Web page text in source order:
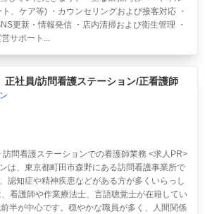
、ケア等) ・カウンセリングおよび接客対応 ・
更新・情報発信 ・店内清掃および衛生管理 ・
サポート...
正社員/訪問看護ステーション/正看護師
訪問看護ステーションでの看護師業務 <求人PR>
は、東京都町田市森野にある訪問看護事業所で
認知症や精神疾患などがある方が多くいらっし
看護師や作業療法士、言語聴覚士が在籍してい
半が中心です。穏やかな職員が多く、人間関係